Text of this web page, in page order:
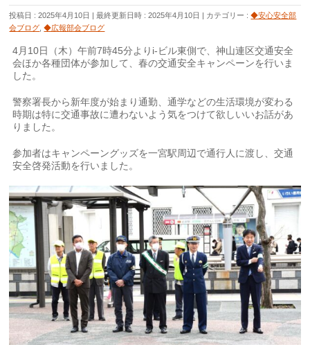
投稿日 : 2025年4月10日 最終更新日時 : 2025年4月10日 カテゴリー :◆安心安全部
会ブログ ,◆広報部会ブログ
4月10日（木）午前7時45分よりi-ビル東側で、神山連区交通安全
会ほか各種団体が参加して、春の交通安全キャンペーンを行いま
した。
警察署長から新年度が始まり通勤、通学などの生活環境が変わる
時期は特に交通事故に遭わないよう気をつけて欲しいいお話があ
りました。
参加者はキャンペーングッズを一宮駅周辺で通行人に渡し、交通
安全啓発活動を行いました。